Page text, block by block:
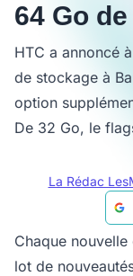
64 Go
HTC a annoncé
de stockage à
option
De 32 Go, le
La Rédac
Chaque
lot de